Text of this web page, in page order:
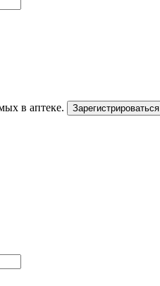
в аптеке. Зарегистрироваться